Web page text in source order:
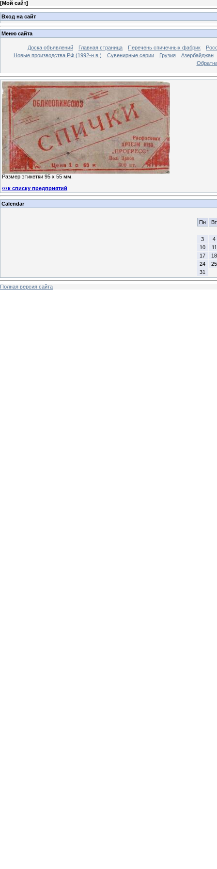
[Мой сайт]
Вход на сайт
Меню сайта
Доска объявлений Главная страница Перечень спичечных фабрик
Новые производства РФ (1992-н.в.)
Сувенирные серии Грузия
Азербайджан
Размер этикетки 95 х 55 мм.
‹‹‹к списку предприятий
Calendar
Пн
Вт
3
4
10
11
17
18
24
25
31
Полная версия сайта